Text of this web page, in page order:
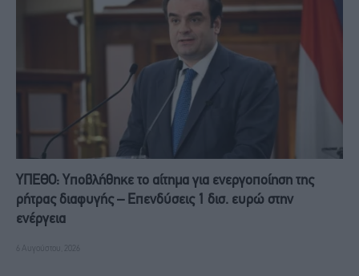
ΥΠΕΘΟ: Υποβλήθηκε το αίτημα για ενεργοποίηση της
ρήτρας διαφυγής – Επενδύσεις 1 δισ. ευρώ στην
ενέργεια
6 Αυγούστου, 2026